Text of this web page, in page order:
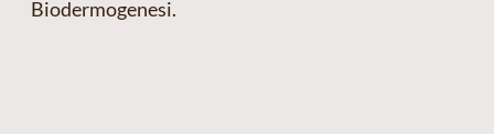
Biodermogenesi.